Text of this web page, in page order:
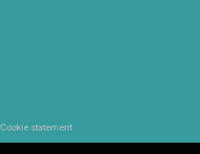
Cookie statement